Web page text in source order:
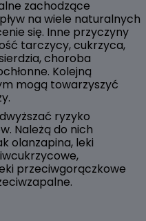
zachodzące
na wiele naturalnych
się. Inne przyczyny
tarczycy, cukrzyca,
choroba
Kolejną
mogą towarzyszyć
ryzyko
Należą do nich
olanzapina, leki
przeciwgorączkowe